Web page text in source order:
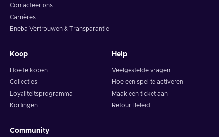
Contacteer ons
Carrières
Eneba Vertrouwen & Transparantie
Koop
Hoe te kopen
Collecties
Loyaliteitsprogramma
Kortingen
Help
Veelgestelde vragen
Hoe een spel te activeren
Maak een ticket aan
Retour Beleid
Community